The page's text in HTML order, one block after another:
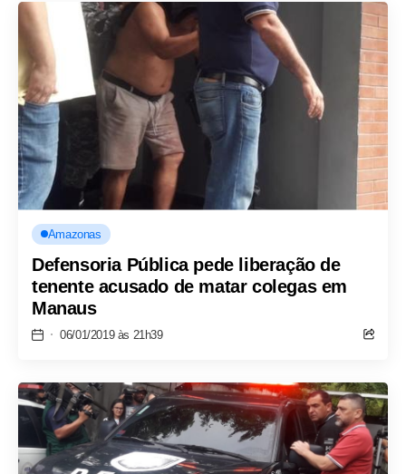
Amazonas
Defensoria Pública pede liberação de
tenente acusado de matar colegas em
Manaus
06/01/2019 às 21h39